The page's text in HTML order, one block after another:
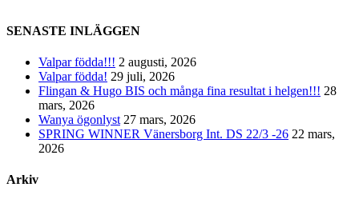
SENASTE INLÄGGEN
Valpar födda!!! 2 augusti, 2026
Valpar födda! 29 juli, 2026
Flingan & Hugo BIS och många fina resultat i helgen!!! 28
mars, 2026
Wanya ögonlyst 27 mars, 2026
SPRING WINNER Vänersborg Int. DS 22/3 -26 22 mars,
2026
Arkiv